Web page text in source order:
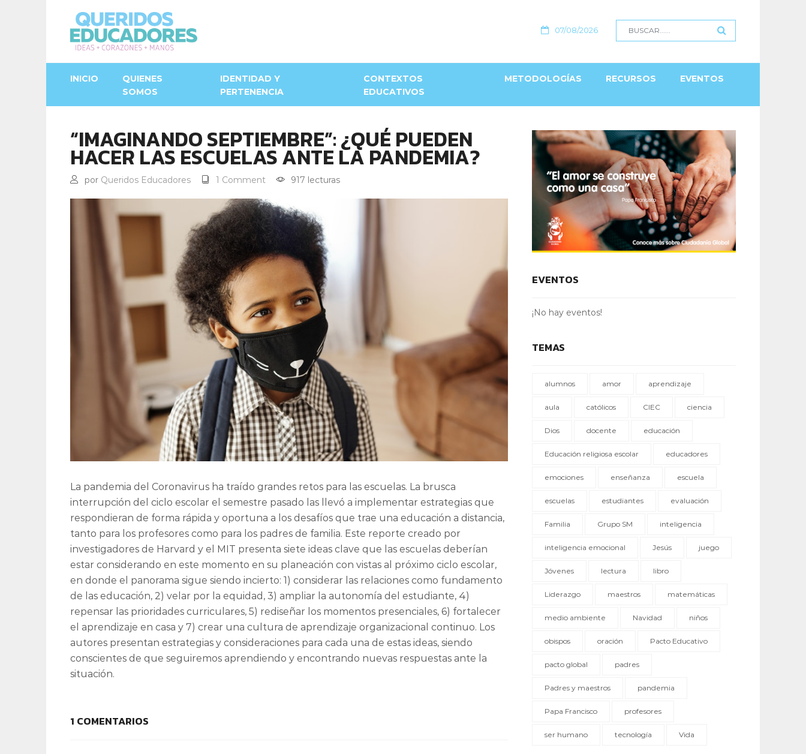
07/08/2026
INICIO
QUIENES
SOMOS
IDENTIDAD Y
PERTENENCIA
CONTEXTOS
EDUCATIVOS
METODOLOGÍAS RECURSOS EVENTOS
“IMAGINANDO SEPTIEMBRE”: ¿QUÉ PUEDEN
HACER LAS ESCUELAS ANTE LA PANDEMIA?
por Queridos Educadores 1 Comment 917 lecturas
La pandemia del Coronavirus ha traído grandes retos para las escuelas. La brusca
interrupción del ciclo escolar el semestre pasado las llevó a implementar estrategias que
respondieran de forma rápida y oportuna a los desafíos que trae una educación a distancia,
tanto para los profesores como para los padres de familia. Este reporte creado por
investigadores de Harvard y el MIT presenta siete ideas clave que las escuelas deberían
estar considerando en este momento en su planeación con vistas al próximo ciclo escolar,
en donde el panorama sigue siendo incierto: 1) considerar las relaciones como fundamento
de las educación, 2) velar por la equidad, 3) ampliar la autonomía del estudiante, 4)
repensar las prioridades curriculares, 5) rediseñar los momentos presenciales, 6) fortalecer
el aprendizaje en casa y 7) crear una cultura de aprendizaje organizacional continuo. Los
autores presentan estrategias y consideraciones para cada una de estas ideas, siendo
conscientes de que seguiremos aprendiendo y encontrando nuevas respuestas ante la
situación.
1 COMENTARIOS
EVENTOS
¡No hay eventos!
TEMAS
alumnos amor aprendizaje
aula católicos CIEC ciencia
Dios docente educación
Educación religiosa escolar educadores
emociones enseñanza escuela
escuelas estudiantes evaluación
Familia Grupo SM inteligencia
inteligencia emocional Jesús juego
Jóvenes lectura libro
Liderazgo maestros matemáticas
medio ambiente Navidad niños
obispos oración Pacto Educativo
pacto global padres
Padres y maestros pandemia
Papa Francisco profesores
ser humano tecnología Vida